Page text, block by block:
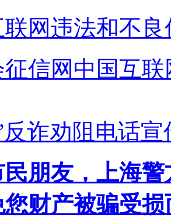
联网违法和不
信网 中国互
反诈劝阻电话宣
朋友，上海
财产被骗受